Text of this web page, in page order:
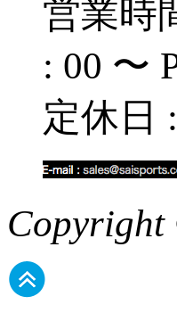
営業時
: 00 〜
定休日
Copyright